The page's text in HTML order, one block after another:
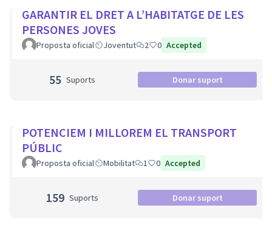
GARANTIR EL DRET A L’HABITATGE DE LES
PERSONES JOVES
Proposta oficial Joventut 2 0 Accepted
55 Suports Donar suport
POTENCIEM I MILLOREM EL TRANSPORT
PÚBLIC
Proposta oficial Mobilitat 1 0 Accepted
159 Suports Donar suport